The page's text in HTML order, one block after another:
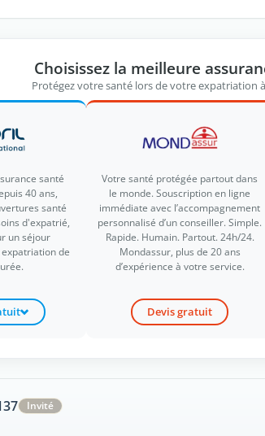
Choisissez la meilleure
Protégez votre santé lors de votre expatriation
santé
40 ans,
santé
d'expatrié,
un séjour
de
Votre santé protégée partout dans
le monde. Souscription en ligne
immédiate avec l’accompagnement
personnalisé d’un conseiller. Simple.
Rapide. Humain. Partout. 24h/24.
Mondassur, plus de 20 ans
d’expérience à votre service.
Devis gratuit
Invité